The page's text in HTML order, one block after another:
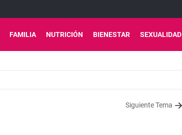
FAMILIA NUTRICIÓN BIENESTAR SEXUALIDAD
Siguiente Tema